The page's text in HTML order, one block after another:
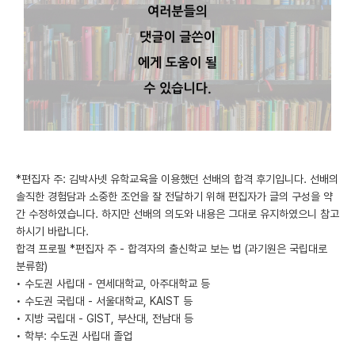
수강 신청
미국 유학 게시판
어드미션 포스팅
이벤트
오픈카톡
이벤트
반도체 아카데미
재팬라운지 🌸
*편집자 주: 김박사넷 유학교육을 이용했던 선배의 합격 후기입니다. 선배의
솔직한 경험담과 소중한 조언을 잘 전달하기 위해 편집자가 글의 구성을 약
간 수정하였습니다. 하지만 선배의 의도와 내용은 그대로 유지하였으니 참고
하시기 바랍니다.
합격 프로필 *편집자 주 - 합격자의 출신학교 보는 법 (과기원은 국립대로
분류함)
• 수도권 사립대 - 연세대학교, 아주대학교 등
• 수도권 국립대 - 서울대학교, KAIST 등
• 지방 국립대 - GIST, 부산대, 전남대 등
• 학부: 수도권 사립대 졸업